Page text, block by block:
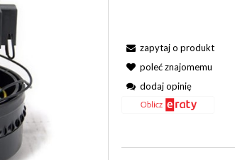
zapytaj o produkt
poleć znajomemu
dodaj opinię